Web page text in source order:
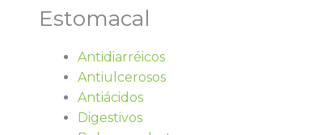
Estomacal
Antidiarréicos
Antiulcerosos
Antiácidos
Digestivos